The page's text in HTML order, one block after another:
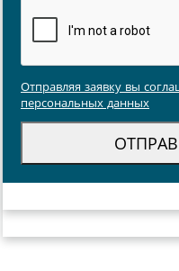
Отправляя заявку вы
персональных данных